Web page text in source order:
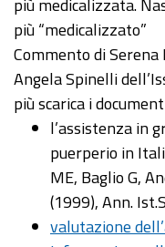
più medicalizzata.
più “medicalizzato”
Commento di
Angela Spinelli
più scarica i
l’assistenza in
puerperio in
ME, Baglio G,
(1999), Ann.
valutazione